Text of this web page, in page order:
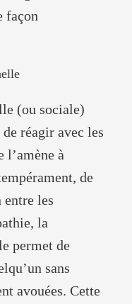
façon
(ou sociale)
réagir avec les
l’amène à
de
entre les
la
permet de
sans
avouées. Cette